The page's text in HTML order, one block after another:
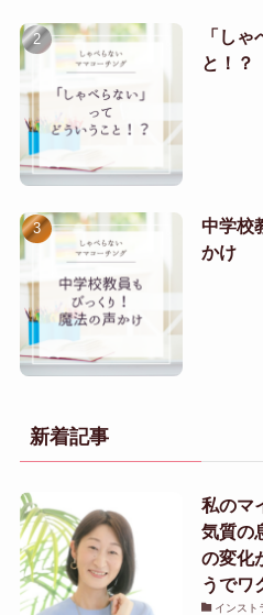
「し
と！？
中学校
かけ
新着記事
私のマ
気質の
の変化
うでワ
インスト